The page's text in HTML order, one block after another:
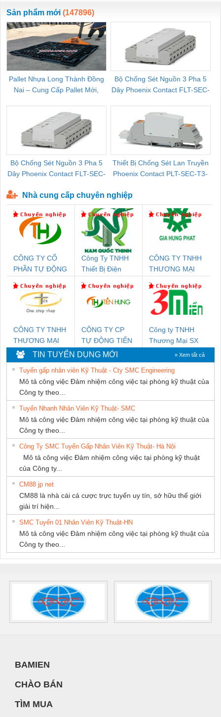
ewara
CHUA CHAY
Sản phẩm mới (147896)
Pallet Nhựa Long Thành Đồng
Nai – Cung Cấp Pallet Mới,
Bộ Chống Sét Nguồn 3 Pha 5
Dây Phoenix Contact FLT-SEC-
Bộ Chống Sét Nguồn 3 Pha 5
Dây Phoenix Contact FLT-SEC-
Thiết Bị Chống Sét Lan Truyền
Phoenix Contact PLT-SEC-T3-
Nhà cung cấp chuyên nghiệp
CÔNG TY CỔ
PHẦN TỰ ĐỘNG
Công Ty TNHH
Thiết Bị Điện
CÔNG TY TNHH
THƯƠNG MẠI
THUẬT ĐIỆN CƠ
GIA HƯNG
PHÁT
CÔNG TY TNHH
THƯƠNG MẠI
THIÊN ÂN VIỆT
NAM
CÔNG TY CP
TỰ ĐỘNG TIẾN
HƯNG
Công ty TNHH
Thương Mại SX
TIN TUYỂN DỤNG MỚI » Xem tất cả
Tuyển gấp nhân viên Kỹ Thuật - Cty SMC Engineering
Mô tả công việc Đảm nhiệm công việc tại phòng kỹ thuật của
Công ty theo...
Tuyển Nhanh Nhân Viên Kỹ Thuật- SMC
Mô tả công việc Đảm nhiệm công việc tại phòng kỹ thuật của
Công ty theo...
Công Ty SMC Tuyển Gấp Nhân Viên Kỹ Thuật- Hà Nội
Mô tả công việc Đảm nhiệm công việc tại phòng kỹ thuật
của Công ty...
CM88 jp net
CM88 là nhà cái cá cược trực tuyến uy tín, sở hữu thế giới
giải trí hiện...
SMC Tuyển 01 Nhân Viên Kỹ Thuật-HN
Mô tả công việc Đảm nhiệm công việc tại phòng kỹ thuật của
Công ty theo...
BAMIEN
CHÀO BÁN
TÌM MUA